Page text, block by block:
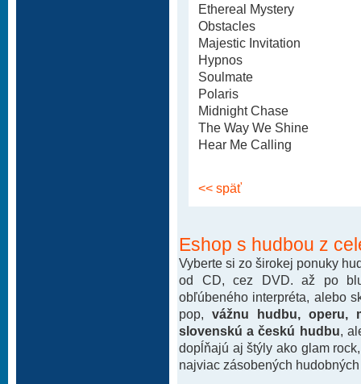
Ethereal Mystery
Obstacles
Majestic Invitation
Hypnos
Soulmate
Polaris
Midnight Chase
The Way We Shine
Hear Me Calling
<< späť
Eshop s hudbou z
Vyberte si zo širokej ponuky
od CD, cez DVD. až po
obľúbeného interpréta, alebo
pop, vážnu hudbu, operu,
slovenskú a českú hudbu ,
dopĺňajú aj štýly ako glam
najviac zásobených